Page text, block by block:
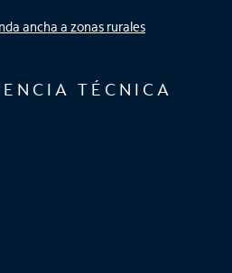
ancha a zonas rurales
TÉCNICA